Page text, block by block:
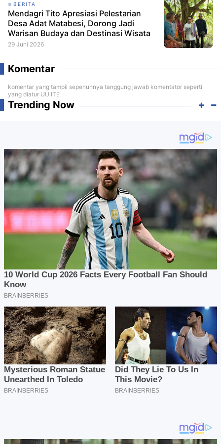
BERITA
Mendagri Tito Apresiasi Pelestarian
Desa Adat Matabesi, Dorong Jadi
Warisan Budaya dan Destinasi Wisata
29 Juni 2026
Komentar
komentar yang tampil sepenuhnya tanggung jawab komentator seperti
yang diatur UU ITE
Trending Now